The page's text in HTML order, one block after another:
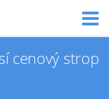
cenový strop